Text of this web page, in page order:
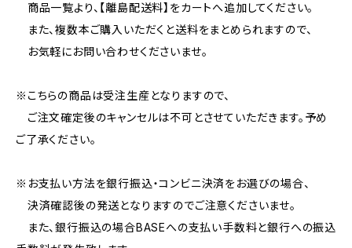
商品一覧より、【離島配送料】をカートへ追加してください。
また、複数本ご購入いただくと送料をまとめられますので、
お気軽にお問い合わせくださいませ。
※こちらの商品は受注生産となりますので、
ご注文確定後のキャンセルは不可とさせていただきます。予め
ご了承ください。
※お支払い方法を銀行振込・コンビニ決済をお選びの場合、
決済確認後の発送となりますのでご注意くださいませ。
また、銀行振込の場合BASEへの支払い手数料と銀行への振込